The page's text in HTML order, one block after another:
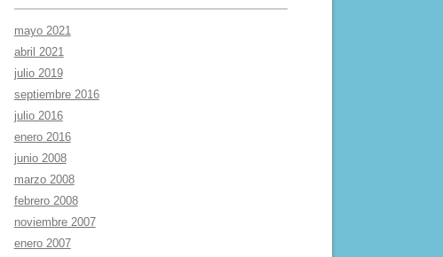
mayo 2021
abril 2021
julio 2019
septiembre 2016
julio 2016
enero 2016
junio 2008
marzo 2008
febrero 2008
noviembre 2007
enero 2007